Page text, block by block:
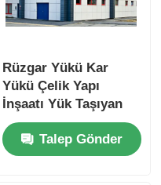
Rüzgar Yükü Kar
Yükü Çelik Yapı
İnşaatı Yük Taşıyan
stadyumlar alışveriş
merkezleriTalep Gönder